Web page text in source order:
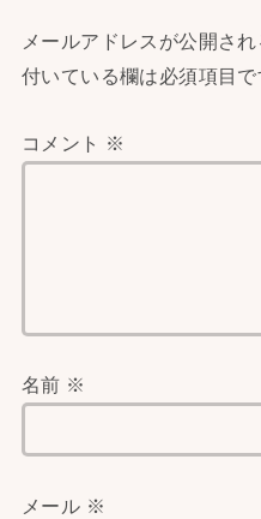
メールアドレスが公開さ
付いている欄は必須項目で
コメント ※
名前 ※
メール ※